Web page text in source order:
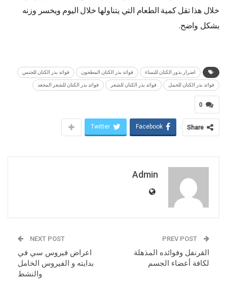
خلال هذا تقل كمية الطعام التي يتناولها خلال اليوم ويخسر وزنه
بشكل واضح.
اضرار بذور الكتان للنساء فوائد بذر الكتان المطحون فوائد بذر الكتان للجنس
فوائد بذر الكتان للحمل فوائد بذر الكتان للشعر فوائد بذر الكتان للشعر المجعد
0
Share
Facebook
Twitter
Admin
القرنفل وفوائده المذهلة
لكافة أعضاء الجسم
NEXT POST
اعراض فيروس سي في
بدايته و الفيروس الخامل
والنشط